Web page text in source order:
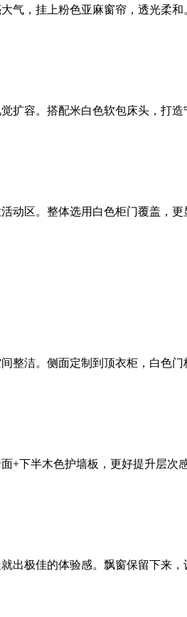
气，挂上粉色亚麻窗帘，透光柔
扩容。搭配米白色软包床头，打造
动区。整体选用白色柜门覆盖，
整洁。侧面定制到顶衣柜，白色
+下半木色护墙板，更好提升层次
出极佳的体验感。飘窗保留下来